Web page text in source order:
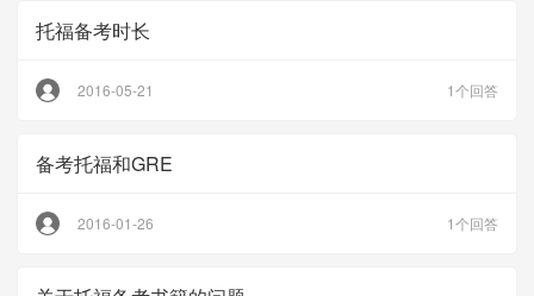
托福备考时长
2016-05-21 1个回答
备考托福和GRE
2016-01-26 1个回答